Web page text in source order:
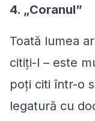
4. „Coranul”
Toată lumea
citiţi-l – este
poţi citi într-o
legatură cu